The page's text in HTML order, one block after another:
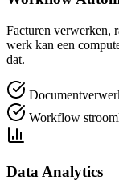
Facturen verwerken,
werk kan een
dat.
Workflow
Data Analytics